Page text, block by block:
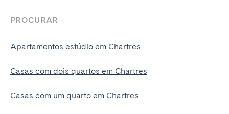
PROCURAR
Apartamentos estúdio em Chartres
Casas com dois quartos em Chartres
Casas com um quarto em Chartres